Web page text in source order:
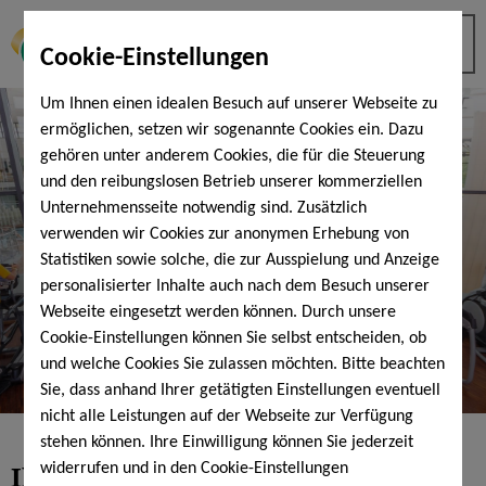
Cookie-Einstellungen
Um Ihnen einen idealen Besuch auf unserer Webseite zu
ermöglichen, setzen wir sogenannte Cookies ein. Dazu
gehören unter anderem Cookies, die für die Steuerung
und den reibungslosen Betrieb unserer kommerziellen
Unternehmensseite notwendig sind. Zusätzlich
verwenden wir Cookies zur anonymen Erhebung von
Statistiken sowie solche, die zur Ausspielung und Anzeige
personalisierter Inhalte auch nach dem Besuch unserer
Webseite eingesetzt werden können. Durch unsere
Cookie-Einstellungen können Sie selbst entscheiden, ob
und welche Cookies Sie zulassen möchten. Bitte beachten
Sie, dass anhand Ihrer getätigten Einstellungen eventuell
nicht alle Leistungen auf der Webseite zur Verfügung
stehen können. Ihre Einwilligung können Sie jederzeit
widerrufen und in den Cookie-Einstellungen
Ihr Fitnessclub in Bad Kissingen